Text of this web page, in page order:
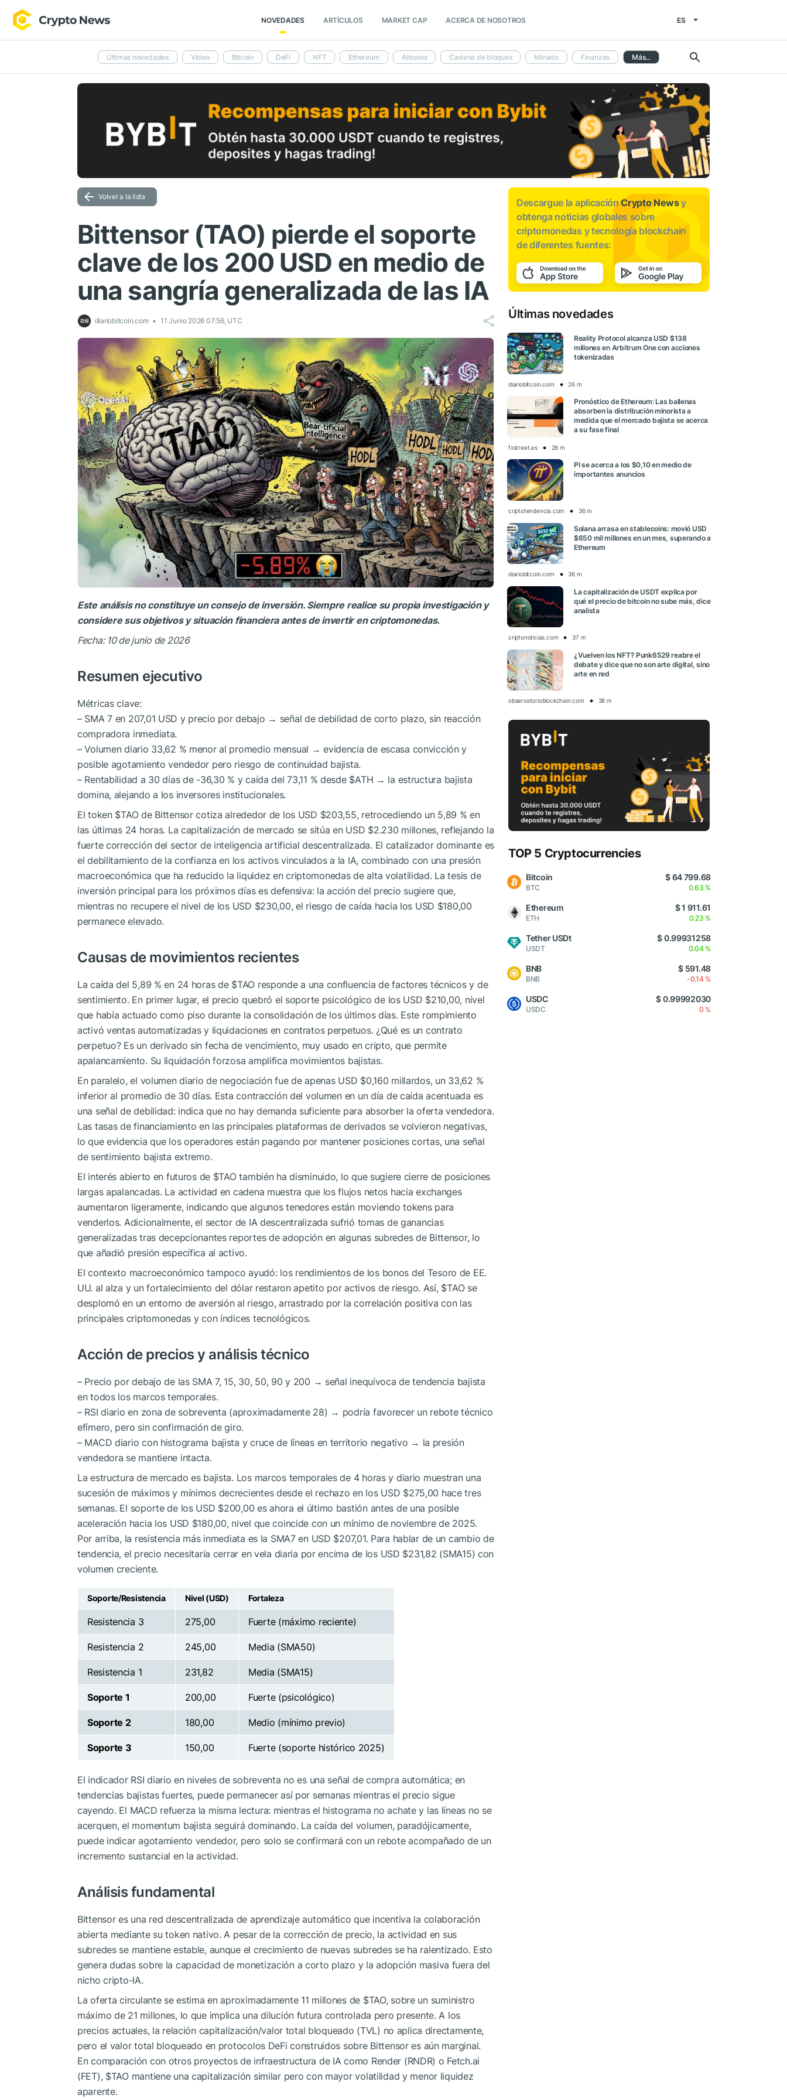
NOVEDADES ARTÍCULOS MARKET CAP ACERCA DE NOSOTROS ES
Últimas novedades Video Bitcoin DeFi NFT Ethereum Altcoins Cadena de bloques Minado Finanzas Más...
Volver a la lista
Bittensor (TAO) pierde el soporte
clave de los 200 USD en medio de
una sangría generalizada de las IA
diariobitcoin.com 11 Junio 2026 07:56, UTC
Este análisis no constituye un consejo de inversión. Siempre realice su propia investigación y
considere sus objetivos y situación financiera antes de invertir en criptomonedas.
Fecha: 10 de junio de 2026
Resumen ejecutivo
Métricas clave:
– SMA 7 en 207,01 USD y precio por debajo → señal de debilidad de corto plazo, sin reacción
compradora inmediata.
– Volumen diario 33,62 % menor al promedio mensual → evidencia de escasa convicción y
posible agotamiento vendedor pero riesgo de continuidad bajista.
– Rentabilidad a 30 días de -36,30 % y caída del 73,11 % desde $ATH → la estructura bajista
domina, alejando a los inversores institucionales.
El token $TAOde Bittensor cotiza alrededor de los USD $203,55, retrocediendo un 5,89 % en
las últimas 24 horas. La capitalización de mercado se sitúa en USD $2.230 millones, reflejando la
fuerte corrección del sector de inteligencia artificial descentralizada. El catalizador dominante es
el debilitamiento de la confianza en los activos vinculados a la IA, combinado con una presión
macroeconómica que ha reducido la liquidez en criptomonedas de alta volatilidad. La tesis de
inversión principal para los próximos días es defensiva: la acción del precio sugiere que,
mientras no recupere el nivel de los USD $230,00, el riesgo de caída hacia los USD $180,00
permanece elevado.
Causas de movimientos recientes
La caída del 5,89 % en 24 horas de $TAO responde a una confluencia de factores técnicos y de
sentimiento. En primer lugar, el precio quebró el soporte psicológico de los USD $210,00, nivel
que había actuado como piso durante la consolidación de los últimos días. Este rompimiento
activó ventas automatizadas y liquidaciones en contratos perpetuos. ¿Qué es un contrato
perpetuo? Es un derivado sin fecha de vencimiento, muy usado en cripto, que permite
apalancamiento. Su liquidación forzosa amplifica movimientos bajistas.
En paralelo, el volumen diario de negociación fue de apenas USD $0,160 millardos, un 33,62 %
inferior al promedio de 30 días. Esta contracción del volumen en un día de caída acentuada es
una señal de debilidad: indica que no hay demanda suficiente para absorber la oferta vendedora.
Las tasas de financiamiento en las principales plataformas de derivados se volvieron negativas,
lo que evidencia que los operadores están pagando por mantener posiciones cortas, una señal
de sentimiento bajista extremo.
El interés abierto en futuros de $TAOtambién ha disminuido, lo que sugiere cierre de posiciones
largas apalancadas. La actividad en cadena muestra que los flujos netos hacia exchanges
aumentaron ligeramente, indicando que algunos tenedores están moviendo tokens para
venderlos. Adicionalmente, el sector de IA descentralizada sufrió tomas de ganancias
generalizadas tras decepcionantes reportes de adopción en algunas subredes de Bittensor, lo
que añadió presión específica al activo.
El contexto macroeconómico tampoco ayudó: los rendimientos de los bonos del Tesoro de EE.
UU. al alza y un fortalecimiento del dólar restaron apetito por activos de riesgo. Así, $TAOse
desplomó en un entorno de aversión al riesgo, arrastrado por la correlación positiva con las
principales criptomonedas y con índices tecnológicos.
Acción de precios y análisis técnico
– Precio por debajo de las SMA 7, 15, 30, 50, 90 y 200 → señal inequívoca de tendencia bajista
en todos los marcos temporales.
– RSI diario en zona de sobreventa (aproximadamente 28) → podría favorecer un rebote técnico
efímero, pero sin confirmación de giro.
– MACD diario con histograma bajista y cruce de líneas en territorio negativo → la presión
vendedora se mantiene intacta.
La estructura de mercado es bajista. Los marcos temporales de 4 horas y diario muestran una
sucesión de máximos y mínimos decrecientes desde el rechazo en los USD $275,00 hace tres
semanas. El soporte de los USD $200,00 es ahora el último bastión antes de una posible
aceleración hacia los USD $180,00, nivel que coincide con un mínimo de noviembre de 2025.
Por arriba, la resistencia más inmediata es la SMA7 en USD $207,01. Para hablar de un cambio de
tendencia, el precio necesitaría cerrar en vela diaria por encima de los USD $231,82 (SMA15) con
volumen creciente.
Soporte/Resistencia Nivel (USD) Fortaleza
Resistencia 3 275,00 Fuerte (máximo reciente)
Resistencia 2 245,00 Media (SMA50)
Resistencia 1 231,82 Media (SMA15)
Soporte 1 200,00 Fuerte (psicológico)
Soporte 2 180,00 Medio (mínimo previo)
Soporte 3 150,00 Fuerte (soporte histórico 2025)
El indicador RSI diario en niveles de sobreventa no es una señal de compra automática; en
tendencias bajistas fuertes, puede permanecer así por semanas mientras el precio sigue
cayendo. El MACD refuerza la misma lectura: mientras el histograma no achate y las líneas no se
acerquen, el momentum bajista seguirá dominando. La caída del volumen, paradójicamente,
puede indicar agotamiento vendedor, pero solo se confirmará con un rebote acompañado de un
incremento sustancial en la actividad.
Análisis fundamental
Bittensor es una red descentralizada de aprendizaje automático que incentiva la colaboración
abierta mediante su token nativo. A pesar de la corrección de precio, la actividad en sus
subredes se mantiene estable, aunque el crecimiento de nuevas subredes se ha ralentizado. Esto
genera dudas sobre la capacidad de monetización a corto plazo y la adopción masiva fuera del
nicho cripto-IA.
La oferta circulante se estima en aproximadamente 11 millones de $TAO, sobre un suministro
máximo de 21 millones, lo que implica una dilución futura controlada pero presente. A los
precios actuales, la relación capitalización/valor total bloqueado (TVL) no aplica directamente,
pero el valor total bloqueado en protocolos DeFi construidos sobre Bittensor es aún marginal.
En comparación con otros proyectos de infraestructura de IA como Render (RNDR) o Fetch.ai
(FET), $TAOmantiene una capitalización similar pero con mayor volatilidad y menor liquidez
aparente.
Descargue la aplicaciónCrypto Newsy
obtenga noticias globales sobre
criptomonedas y tecnología blockchain
de diferentes fuentes:
Últimas novedades
Reality Protocol alcanza USD $138
millones en Arbitrum One con acciones
tokenizadas
diariobitcoin.com 26 m
Pronóstico de Ethereum: Las ballenas
absorben la distribución minorista a
medida que el mercado bajista se acerca
a su fase final
fxstreet.es 28 m
PI se acerca a los $0,10 en medio de
importantes anuncios
criptotendencia.com 36 m
Solana arrasa en stablecoins: movió USD
$650 mil millones en un mes, superando a
Ethereum
diariobitcoin.com 36 m
La capitalización de USDT explica por
qué el precio de bitcoin no sube más, dice
analista
criptonoticias.com 37 m
¿Vuelven los NFT? Punk6529 reabre el
debate y dice que no son arte digital, sino
arte en red
observatorioblockchain.com 38 m
TOP 5 Cryptocurrencies
Bitcoin
BTC
$ 64 799.68
0.63 %
Ethereum
ETH
$ 1 911.61
0.23 %
Tether USDt
USDT
$ 0.99931258
0.04 %
BNB
BNB
$ 591.48
-0.14 %
USDC
USDC
$ 0.99992030
0 %